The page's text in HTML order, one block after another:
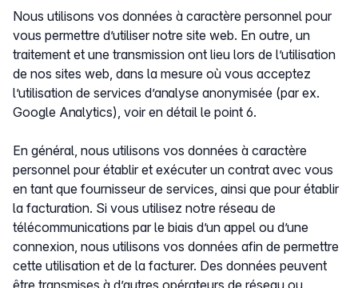
Nous utilisons vos données à caractère personnel pour
vous permettre d’utiliser notre site web. En outre, un
traitement et une transmission ont lieu lors de l’utilisation
de nos sites web, dans la mesure où vous acceptez
l’utilisation de services d’analyse anonymisée (par ex.
Google Analytics), voir en détail le point 6.
En général, nous utilisons vos données à caractère
personnel pour établir et exécuter un contrat avec vous
en tant que fournisseur de services, ainsi que pour établir
la facturation. Si vous utilisez notre réseau de
télécommunications par le biais d’un appel ou d’une
connexion, nous utilisons vos données afin de permettre
cette utilisation et de la facturer. Des données peuvent
être transmises à d’autres opérateurs de réseau ou